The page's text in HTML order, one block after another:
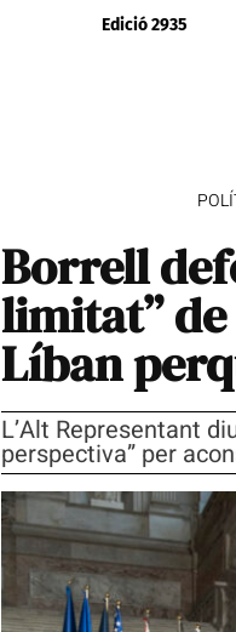
Edició 2935
Borrell
limitat” de
Líban
L’Alt Representant
perspectiva” per